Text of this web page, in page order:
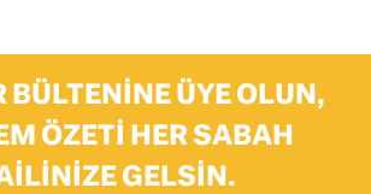
BÜLTENINE ÜYE OLUN,
ÖZETI HER SABAH
GELSIN.